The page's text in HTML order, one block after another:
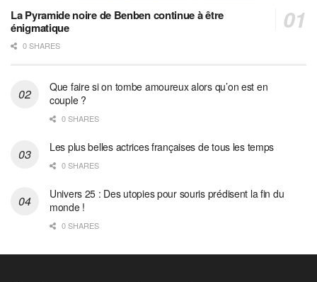
La Pyramide noire de Benben continue à être
énigmatique
0 SHARES
Que faire si on tombe amoureux alors qu’on est en
couple ?
0 SHARES
Les plus belles actrices françaises de tous les temps
0 SHARES
Univers 25 : Des utopies pour souris prédisent la fin du
monde !
0 SHARES